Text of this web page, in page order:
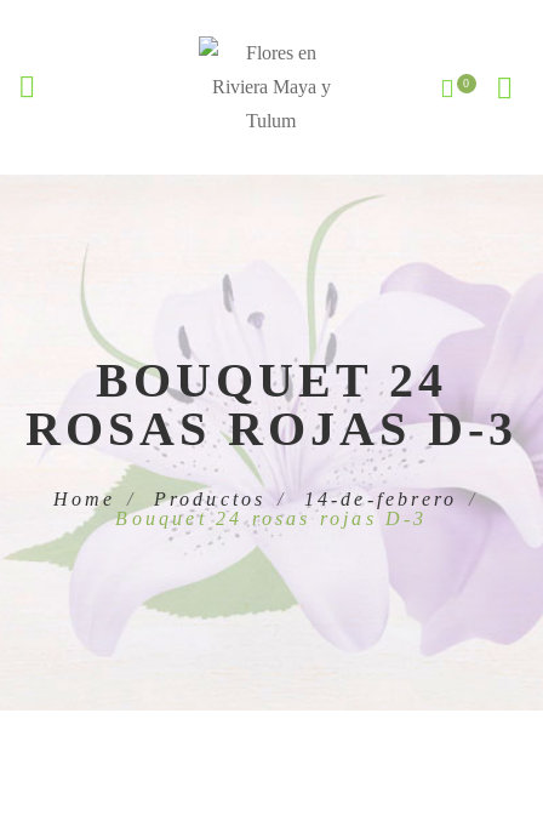
BOUQUET 24
ROSAS ROJAS D-3
Home Productos
14-de-febrero
Bouquet 24 rosas rojas D-3